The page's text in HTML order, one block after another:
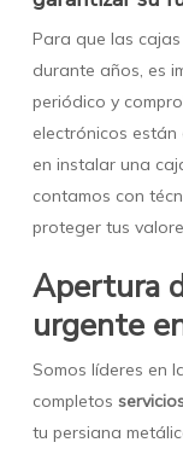
Para que las
durante años, es
periódico y
electrónicos
en instalar una
contamos con
proteger tus
Apertura
urgente
Somos líderes en
completos
tu persiana